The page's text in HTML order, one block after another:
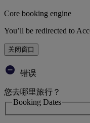
Core booking engine
You’ll be redirected to
关闭窗口
错误
您去哪里旅行？
Booking Dates